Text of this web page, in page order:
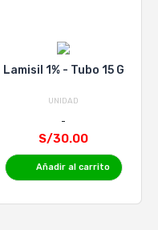
Lamisil 1% - Tubo 15 G
UNIDAD
S/30.00
Añadir al carrito